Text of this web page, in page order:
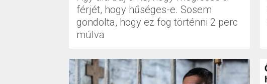
férjét, hogy hűséges-e. Sosem
gondolta, hogy ez fog történni 2 perc
múlva